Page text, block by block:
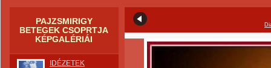
PAJZSMIRIGY
BETEGEK CSOPRTJA
KÉPGALÉRIÁI
IDÉZETEK